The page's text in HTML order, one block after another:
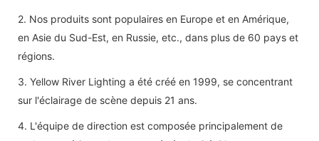
2. Nos produits sont populaires en Europe et en Amérique,
en Asie du Sud-Est, en Russie, etc., dans plus de 60 pays et
régions.
3. Yellow River Lighting a été créé en 1999, se concentrant
sur l'éclairage de scène depuis 21 ans.
4. L'équipe de direction est composée principalement de